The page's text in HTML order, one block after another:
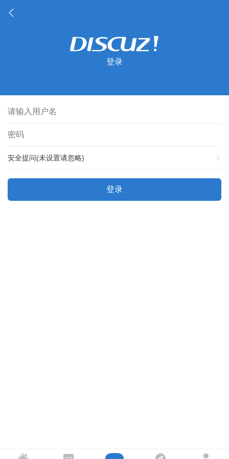
登录
安全提问(未设置请忽略)
登录